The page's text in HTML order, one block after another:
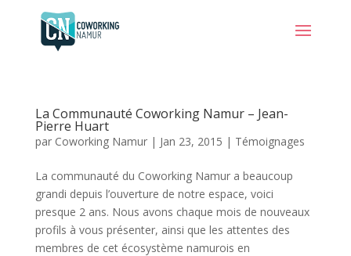
La Communauté Coworking Namur – Jean-
Pierre Huart
par Coworking Namur| Jan 23, 2015 | Témoignages
La communauté du Coworking Namur a beaucoup
grandi depuis l’ouverture de notre espace, voici
presque 2 ans. Nous avons chaque mois de nouveaux
profils à vous présenter, ainsi que les attentes des
membres de cet écosystème namurois en